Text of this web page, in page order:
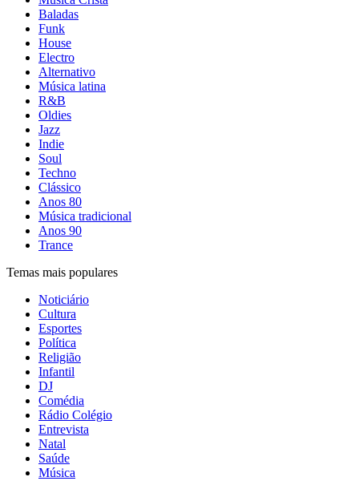
Baladas
Funk
House
Electro
Alternativo
Música latina
R&B
Oldies
Jazz
Indie
Soul
Techno
Clássico
Anos 80
Música tradicional
Anos 90
Trance
Temas mais populares
Noticiário
Cultura
Esportes
Política
Religião
Infantil
DJ
Comédia
Rádio Colégio
Entrevista
Natal
Saúde
Música